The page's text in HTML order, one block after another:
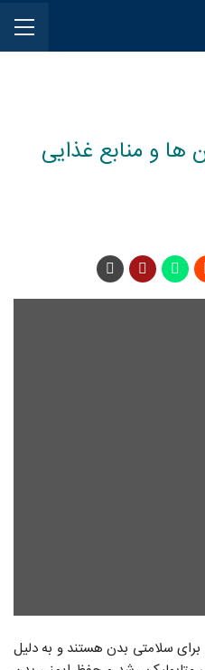
ها و منابع غذایی
سلامتی بدن هستند و به دلیل